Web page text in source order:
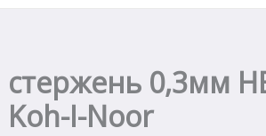
стержень 0,3мм
Koh-I-Noor